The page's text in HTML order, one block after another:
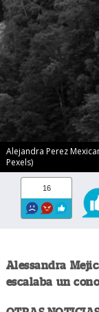
Alejandra Perez
Pexels)
16
Alessandra
escalaba un